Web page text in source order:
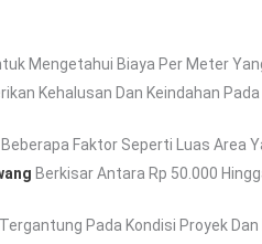
Mengetahui Biaya Per Meter
Kehalusan Dan Keindahan Pada
Faktor Seperti Luas Area
Berkisar Antara Rp 50.000
Pada Kondisi Proyek